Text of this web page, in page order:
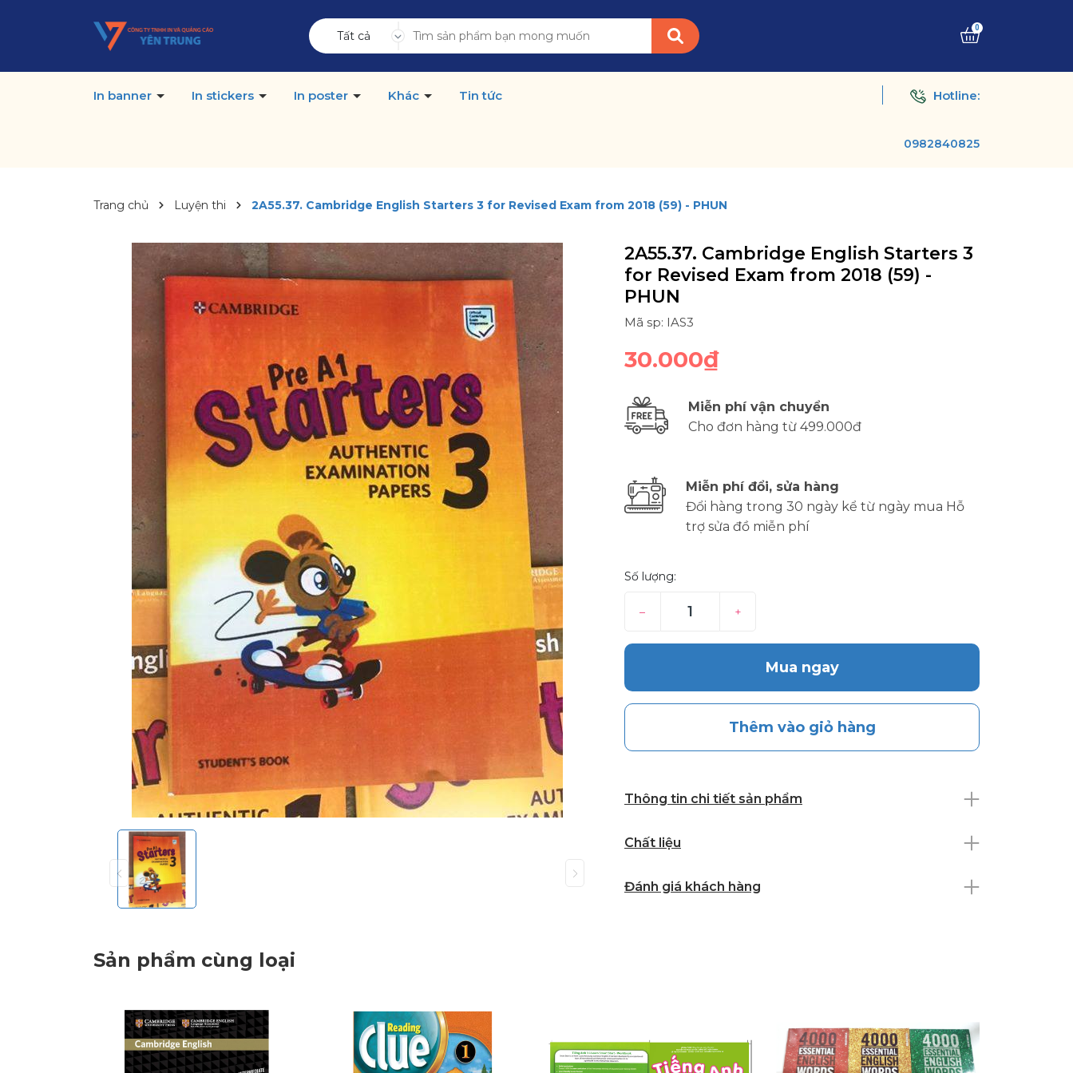
Tất cả
0
In banner In stickers In poster Khác Tin tức Hotline:
0982840825
Trang chủ Luyện thi 2A55.37. Cambridge English Starters 3 for Revised Exam from 2018 (59) - PHUN
2A55.37. Cambridge English Starters 3
for Revised Exam from 2018 (59) -
PHUN
Mã sp: IAS3
30.000₫
Miễn phí vận chuyển
Cho đơn hàng từ 499.000đ
Miễn phí đổi, sửa hàng
Đổi hàng trong 30 ngày kể từ ngày mua Hỗ
trợ sửa đồ miễn phí
Số lượng:
– +
Mua ngay
Thêm vào giỏ hàng
Thông tin chi tiết sản phẩm
Chất liệu
Đánh giá khách hàng
Sản phẩm cùng loại